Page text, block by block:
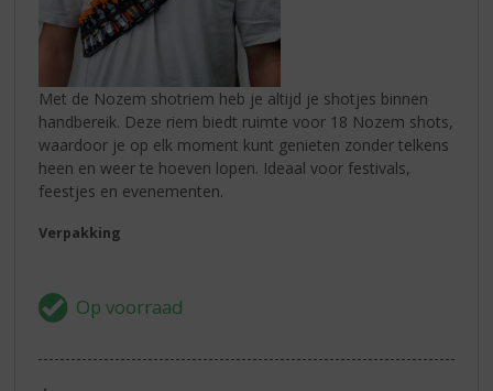
Met de Nozem shotriem heb je altijd je shotjes binnen
handbereik. Deze riem biedt ruimte voor 18 Nozem shots,
waardoor je op elk moment kunt genieten zonder telkens
heen en weer te hoeven lopen. Ideaal voor festivals,
feestjes en evenementen.
Verpakking